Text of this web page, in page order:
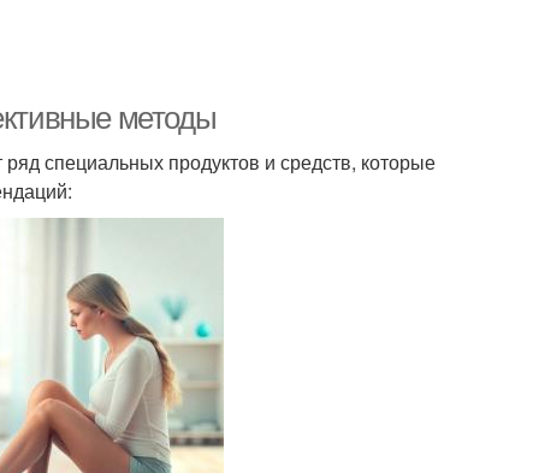
методы
специальных продуктов и средств, которые